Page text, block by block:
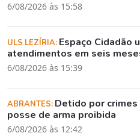
6/08/2026 às 15:58
ULS LEZÍRIA: Espaço Cidadão
atendimentos em seis
6/08/2026 às 15:39
ABRANTES: Detido por
posse de arma proibida
6/08/2026 às 12:42